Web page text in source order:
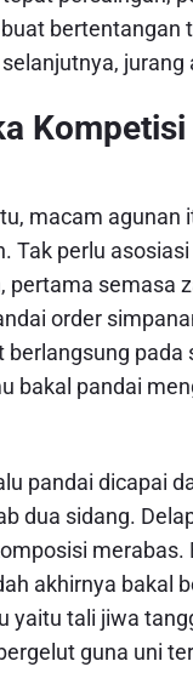
jurang
Kompetisi
macam
Tak perlu
pertama semasa
order
bakal pandai
pandai dicapai
dua sidang.
akhirnya bakal
yaitu tali jiwa
guna uni